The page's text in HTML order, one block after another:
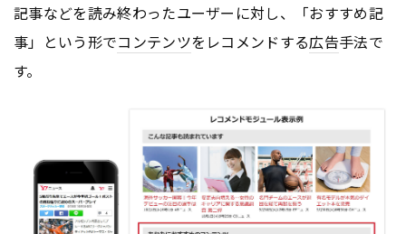
記事などを読み終わったユーザーに対し、「おすすめ記
事」という形でコンテンツをレコメンドする広告手法で
す。